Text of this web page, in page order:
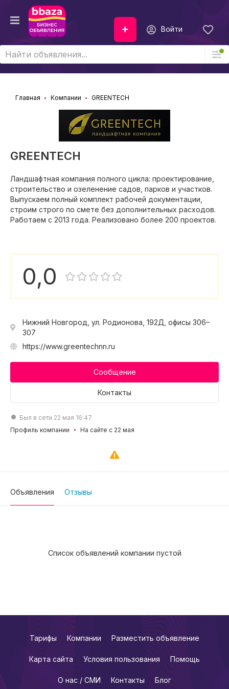
Войти
Главная Компании GREENTECH
GREENTECH
Ландшафтная компания полного цикла: проектирование,
строительство и озеленение садов, парков и участков.
Выпускаем полный комплект рабочей документации,
строим строго по смете без дополнительных расходов.
Работаем с 2013 года. Реализовано более 200 проектов.
0,0
Нижний Новгород, ул. Родионова, 192Д, офисы 306–
307
https://www.greentechnn.ru
Сообщение
Контакты
Был в сети 22 мая 16:47
Профиль компании
На сайте с 22 мая
Объявления Отзывы
Список объявлений компании пустой
Тарифы Компании Разместить объявление
Карта сайта Условия пользования Помощь
О нас / СМИ Контакты Блог